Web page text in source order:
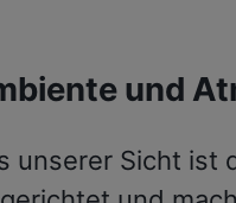
und
unserer Sicht ist